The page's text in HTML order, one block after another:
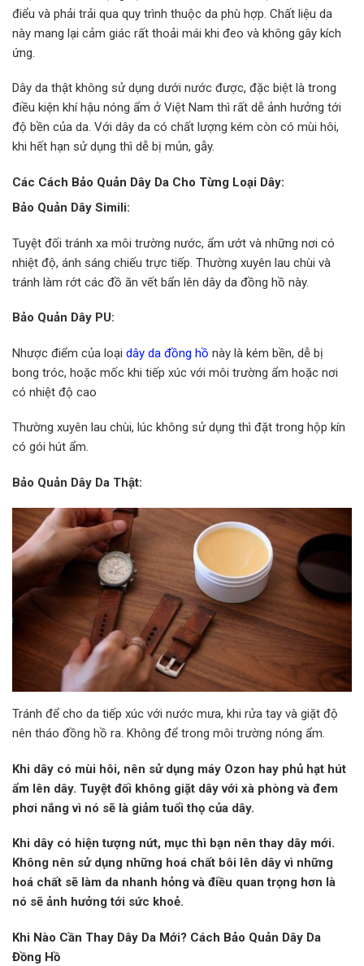
điểu và phải trải qua quy trình thuộc da phù hợp. Chất liệu da
này mang lại cảm giác rất thoải mái khi đeo và không gây kích
ứng.
Dây da thật không sử dụng dưới nước được, đặc biệt là trong
điều kiện khí hậu nóng ẩm ở Việt Nam thì rất dễ ảnh hưởng tới
độ bền của da. Với dây da có chất lượng kém còn có mùi hôi,
khi hết hạn sử dụng thì dễ bị mủn, gẫy.
Các Cách Bảo Quản Dây Da Cho Từng Loại Dây:
Bảo Quản Dây Simili:
Tuyệt đối tránh xa môi trường nước, ẩm ướt và những nơi có
nhiệt độ, ánh sáng chiếu trực tiếp. Thường xuyên lau chùi và
tránh làm rớt các đồ ăn vết bẩn lên dây da đồng hồ này.
Bảo Quản Dây PU:
Nhược điểm của loại dây da đồng hồ này là kém bền, dễ bị
bong tróc, hoặc mốc khi tiếp xúc với môi trường ẩm hoặc nơi
có nhiệt độ cao
Thường xuyên lau chùi, lúc không sử dụng thì đặt trong hộp kín
có gói hút ẩm.
Bảo Quản Dây Da Thật:
Tránh để cho da tiếp xúc với nước mưa, khi rửa tay và giặt độ
nên tháo đồng hồ ra. Không để trong môi trường nóng ẩm.
Khi dây có mùi hôi, nên sử dụng máy Ozon hay phủ hạt hút
ẩm lên dây. Tuyệt đối không giặt dây với xà phòng và đem
phơi nắng vì nó sẽ là giảm tuổi thọ của dây.
Khi dây có hiện tượng nứt, mục thì bạn nên thay dây mới.
Không nên sử dụng những hoá chất bôi lên dây vì những
hoá chất sẽ làm da nhanh hỏng và điều quan trọng hơn là
nó sẽ ảnh hưởng tới sức khoẻ.
Khi Nào Cần Thay Dây Da Mới? Cách Bảo Quản Dây Da
Đồng Hồ